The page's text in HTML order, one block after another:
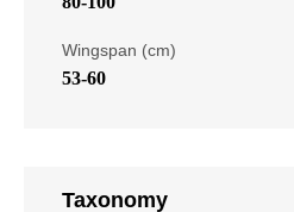
Wingspan (cm)
53-60
Taxonomy